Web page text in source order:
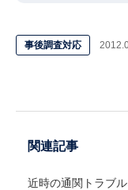
事後調査対応
関連記事
近時の通関トラブ